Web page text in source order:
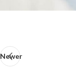
Newer